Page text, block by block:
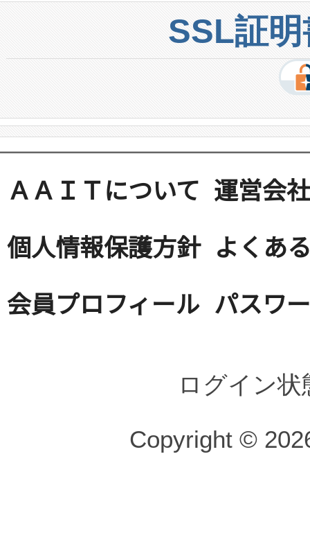
SSL証
ＡＡＩＴについて 運営会社
個人情報保護方針 よくあ
会員プロフィール パスワ
ログイン
Copyright ©